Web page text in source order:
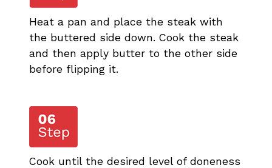
Heat a pan and place the steak with
the buttered side down. Cook the steak
and then apply butter to the other side
before flipping it.
Cook until the desired level of doneness